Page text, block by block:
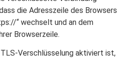
die Adresszeile des Browsers
“ wechselt und an dem
Browserzeile.
Verschlüsselung aktiviert ist,